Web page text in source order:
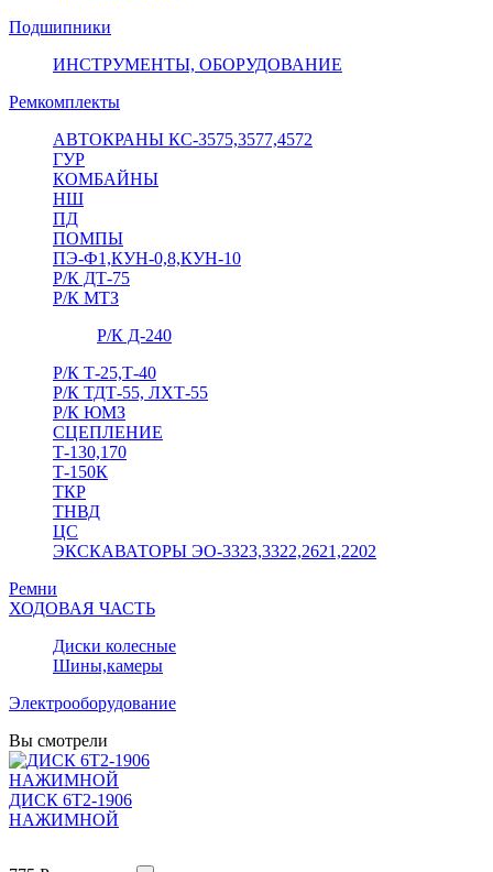
Подшипники
ИНСТРУМЕНТЫ, ОБОРУДОВАНИЕ
Ремкомплекты
АВТОКРАНЫ КС-3575,3577,4572
ГУР
КОМБАЙНЫ
НШ
ПД
ПОМПЫ
ПЭ-Ф1,КУН-0,8,КУН-10
Р/К ДТ-75
Р/К МТЗ
Р/К Д-240
Р/К Т-25,Т-40
Р/К ТДТ-55, ЛХТ-55
Р/К ЮМЗ
СЦЕПЛЕНИЕ
Т-130,170
Т-150К
ТКР
ТНВД
ЦС
ЭКСКАВАТОРЫ ЭО-3323,3322,2621,2202
Ремни
ХОДОВАЯ ЧАСТЬ
Диски колесные
Шины,камеры
Электрооборудование
Вы смотрели
ДИСК 6Т2-1906
НАЖИМНОЙ